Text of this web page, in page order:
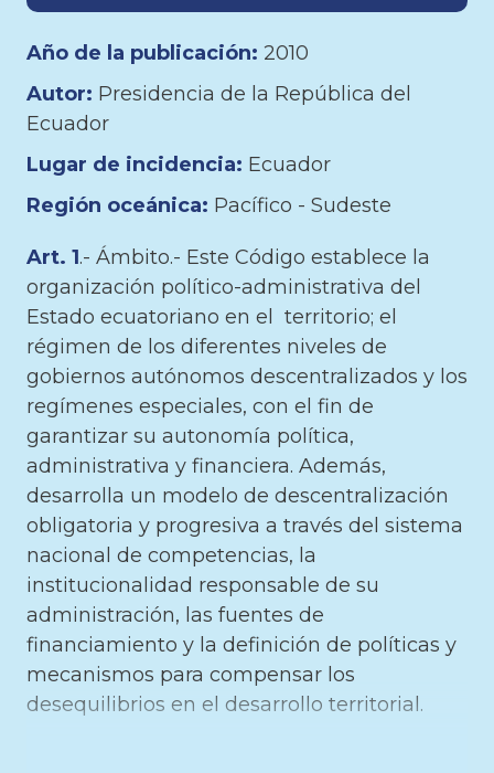
Año de la publicación: 2010
Autor: Presidencia de la República del
Ecuador
Lugar de incidencia: Ecuador
Región oceánica: Pacífico - Sudeste
Art. 1.- Ámbito.- Este Código establece la
organización político-administrativa del
Estado ecuatoriano en el territorio; el
régimen de los diferentes niveles de
gobiernos autónomos descentralizados y los
regímenes especiales, con el fin de
garantizar su autonomía política,
administrativa y financiera. Además,
desarrolla un modelo de descentralización
obligatoria y progresiva a través del sistema
nacional de competencias, la
institucionalidad responsable de su
administración, las fuentes de
financiamiento y la definición de políticas y
mecanismos para compensar los
desequilibrios en el desarrollo territorial.